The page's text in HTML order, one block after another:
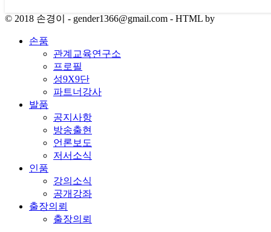
© 2018 손경이 - gender1366@gmail.com - HTML by
손품
관계교육연구소
프로필
성9X9단
파트너강사
발품
공지사항
방송출현
언론보도
저서소식
인품
강의소식
공개강좌
출장의뢰
출장의뢰